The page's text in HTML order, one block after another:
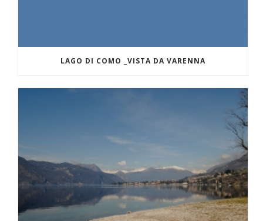
LAGO DI COMO _VISTA DA VARENNA